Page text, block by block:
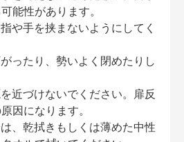
能性があります。
や手を挟まないようにしてく
ったり、勢いよく閉めたりし
近づけないでください。扉反
因になります。
、乾拭きもしくは薄めた中性